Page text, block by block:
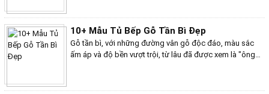
Nga (Russian Oak). Mặc dù cả hai đều là gỗ sồi, nhưng
chúng có những đặc điểm, ưu nhược điểm khác nhau,
ảnh hưởng đến quyết định lựa chọn của người tiêu dùng.
10+ Mẫu Tủ Bếp Gỗ Tần Bì Đẹp
Gỗ tần bì, với những đường vân gỗ độc đáo, màu sắc
ấm áp và độ bền vượt trội, từ lâu đã được xem là "ông
lực tốt, chống mối mọt và dễ dàng gia công, tạo hình.